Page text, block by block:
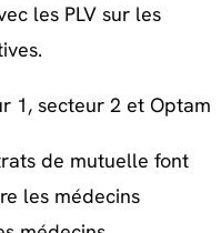
les PLV sur les
1, secteur 2 et Optam
de mutuelle font
les médecins